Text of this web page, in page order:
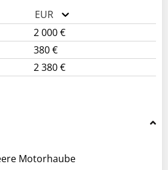
EUR
2 000 €
380 €
2 380 €
Motorhaube